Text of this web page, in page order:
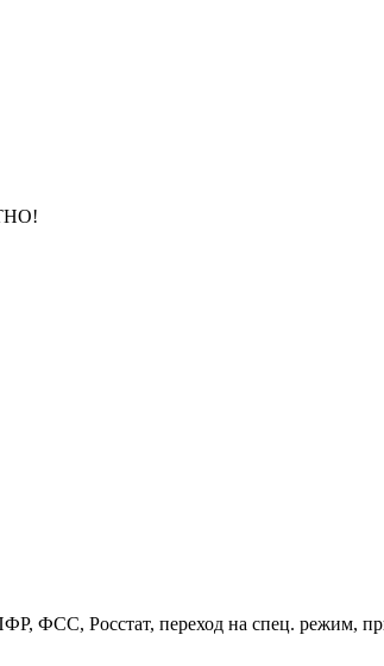
Росстат, переход на спец. режим,